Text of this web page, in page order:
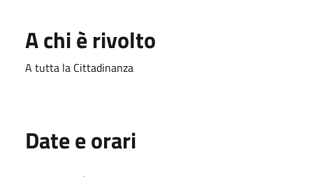
A chi è rivolto
A tutta la Cittadinanza
Date e orari